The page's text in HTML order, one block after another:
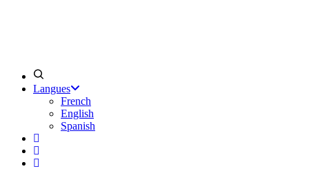
Langues
French
English
Spanish